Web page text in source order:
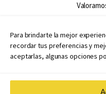
Para brindarte la mejor
recordar tus preferencias y
aceptarlas, algunas opciones
Políticas de publicación
Políticas de coedición
Atribuciones